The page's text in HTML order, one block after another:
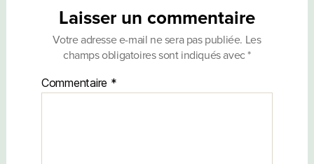
Laisser un commentaire
Votre adresse e-mail ne sera pas publiée. Les
champs obligatoires sont indiqués avec*
Commentaire *